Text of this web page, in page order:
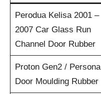
Perodua Kelisa 2001 –
2007 Car Glass Run
Channel Door Rubber
Proton Gen2 / Persona
Door Moulding Rubber